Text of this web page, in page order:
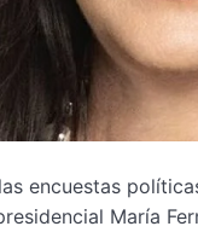
encuestas
María